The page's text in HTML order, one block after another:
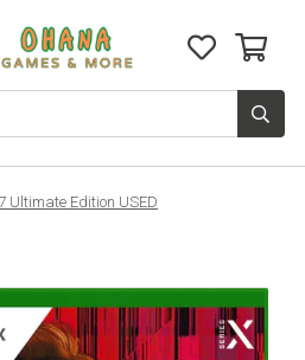
Ultimate Edition USED